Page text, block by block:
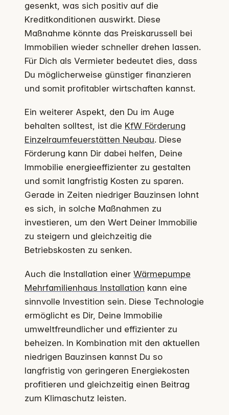
gesenkt, was sich positiv auf die
Kreditkonditionen auswirkt. Diese
Maßnahme könnte das Preiskarussell bei
Immobilien wieder schneller drehen lassen.
Für Dich als Vermieter bedeutet dies, dass
Du möglicherweise günstiger finanzieren
und somit profitabler wirtschaften kannst.
Ein weiterer Aspekt, den Du im Auge
behalten solltest, ist die KfW Förderung
Einzelraumfeuerstätten Neubau. Diese
Förderung kann Dir dabei helfen, Deine
Immobilie energieeffizienter zu gestalten
und somit langfristig Kosten zu sparen.
Gerade in Zeiten niedriger Bauzinsen lohnt
es sich, in solche Maßnahmen zu
investieren, um den Wert Deiner Immobilie
zu steigern und gleichzeitig die
Betriebskosten zu senken.
Auch die Installation einer Wärmepumpe
Mehrfamilienhaus Installation kann eine
sinnvolle Investition sein. Diese Technologie
ermöglicht es Dir, Deine Immobilie
umweltfreundlicher und effizienter zu
beheizen. In Kombination mit den aktuellen
niedrigen Bauzinsen kannst Du so
langfristig von geringeren Energiekosten
profitieren und gleichzeitig einen Beitrag
zum Klimaschutz leisten.